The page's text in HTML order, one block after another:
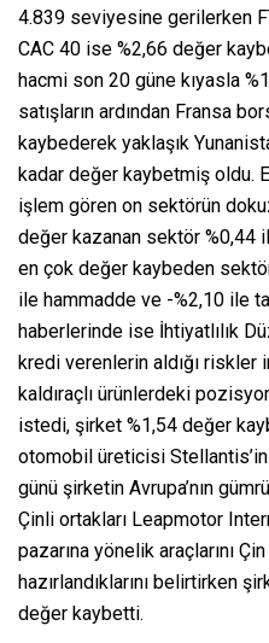
4.839 seviyesine gerilerken
CAC 40 ise %2,66 değer
hacmi son 20 güne kıyasla
satışların ardından Fransa
kaybederek yaklaşık
kadar değer kaybetmiş oldu.
işlem gören on sektörün
değer kazanan sektör
en çok değer kaybeden
ile hammadde ve -%2,10 ile
haberlerinde ise İhtiyatlılık
kredi verenlerin aldığı riskler
kaldıraçlı ürünlerdeki
istedi, şirket %1,54 değer
otomobil üreticisi
günü şirketin Avrupa’nın
Çinli ortakları Leapmotor
pazarına yönelik araçlarını
hazırlandıklarını belirtirken
değer kaybetti.